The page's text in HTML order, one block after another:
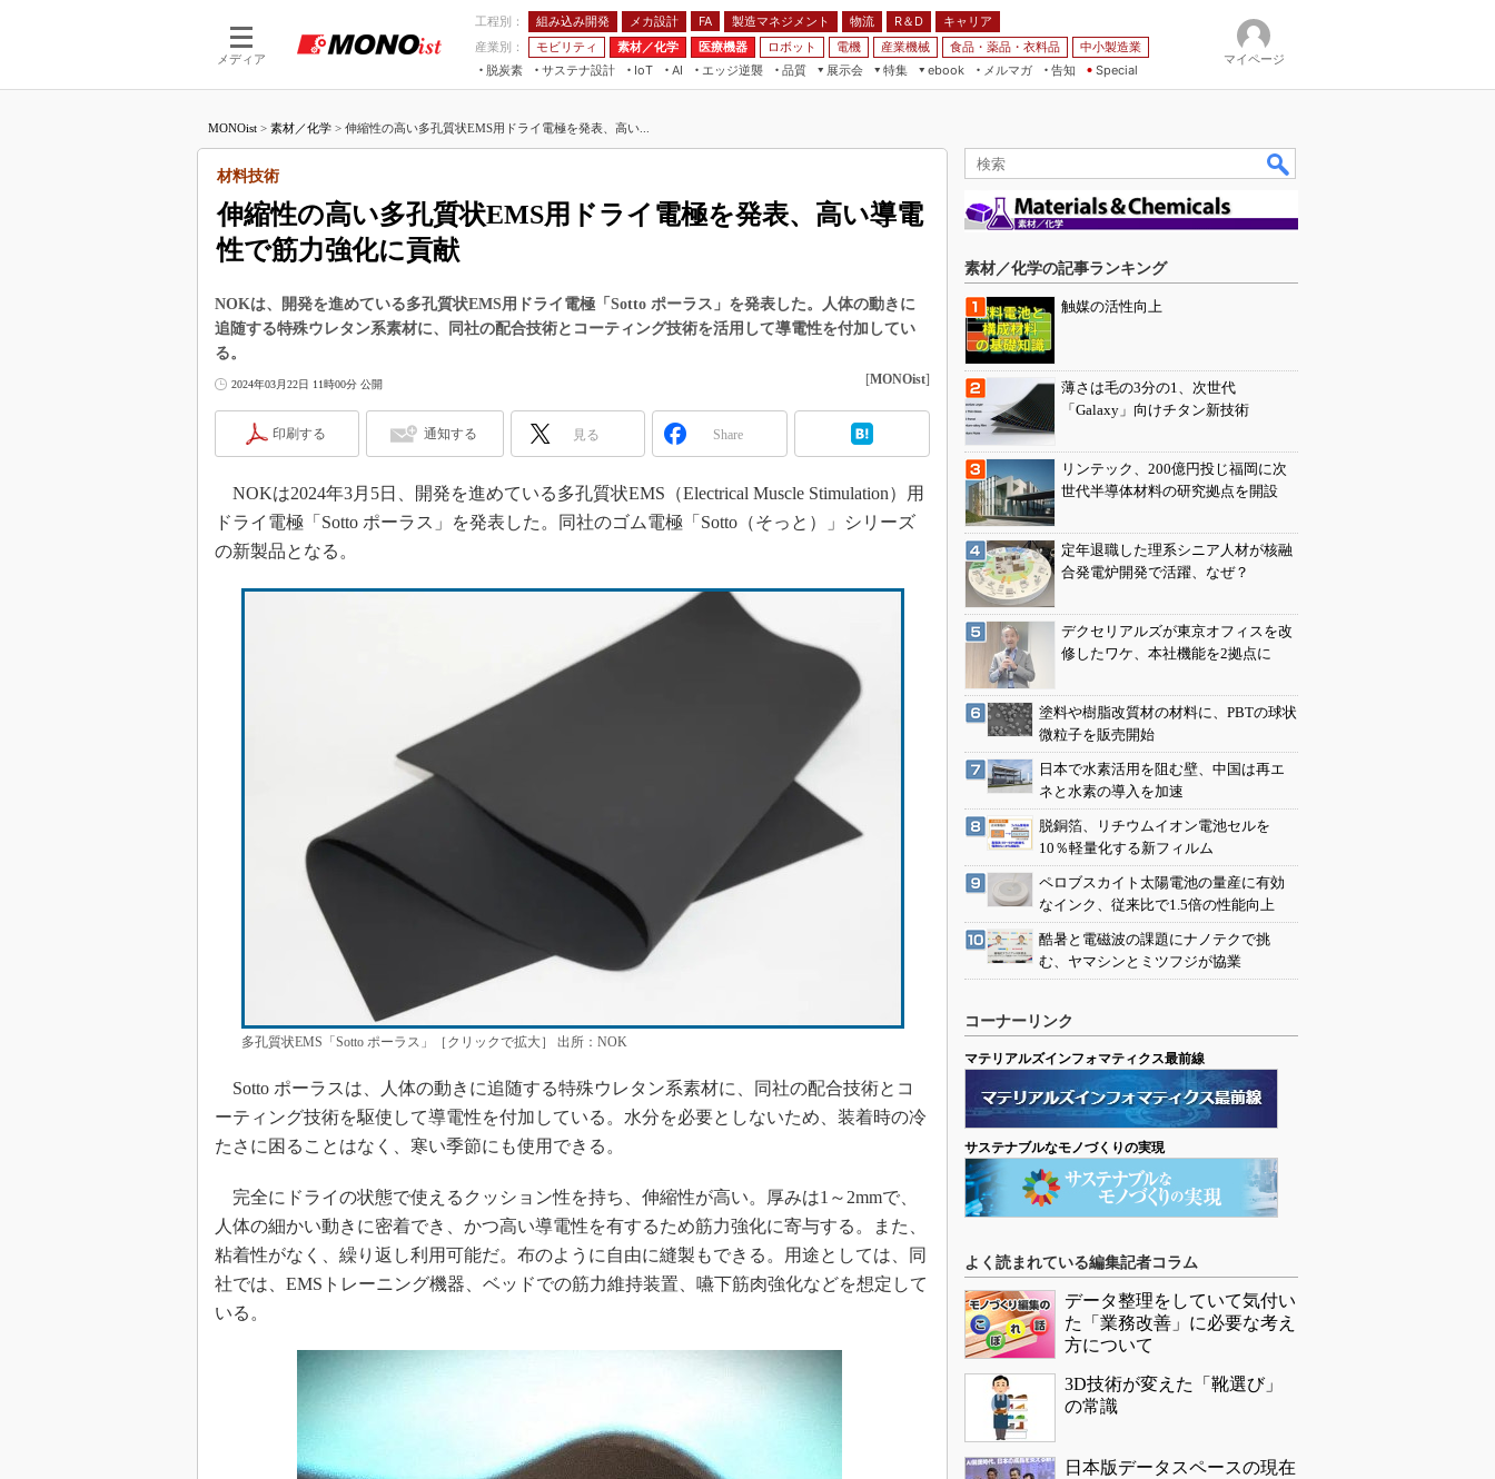
メディア
工程別： 組み込み開発 メカ設計 FA 製造マネジメント 物流 R＆D
キャリア
産業別：
モビリティ 素材／化学 医療機器 ロボット 電機 産業機械 食品・薬品・衣料品
中小製造業
脱炭素
サステナ設計
IoT
つながる工場
AI
AI×設備保全
エッジ逆襲 品質
展示会
JIMTOF
IIFES
TECHNO-FRONTIER
EdgeTech+
日本ものづくりワールド
AUTOMOTIVE WORLD
産業オープンネット展
特集
VR／AR
フィールドサービス
組み込み画像技術
組み込みモデリング
ISO26262
3Dプリンタ
インダストリー4.0
グローバル設計・開発
制御セキュリティ
新型コロナへの対応
ebook
FA
モビリティ
メルマガ
告知 Special
マイページ
MONOist > 素材／化学 > 伸縮性の高い多孔質状EMS用ドライ電極を発表、高い...
伸縮性の高い多孔質状EMS用ドライ電極を発表、高い導電
性で筋力強化に貢献
材料技術
NOKは、開発を進めている多孔質状EMS用ドライ電極「Sotto ポーラス」を発表した。人体の動きに
追随する特殊ウレタン系素材に、同社の配合技術とコーティング技術を活用して導電性を付加してい
る。
2024年03月22日 11時00分 公開 [MONOist]
印刷する 通知する 見る Share
NOKは2024年3月5日、開発を進めている多孔質状EMS（Electrical Muscle Stimulation）用
ドライ電極「Sotto ポーラス」を発表した。同社のゴム電極「Sotto（そっと）」シリーズ
の新製品となる。
多孔質状EMS「Sotto ポーラス」［クリックで拡大］ 出所：NOK
Sotto ポーラスは、人体の動きに追随する特殊ウレタン系素材に、同社の配合技術とコ
ーティング技術を駆使して導電性を付加している。水分を必要としないため、装着時の冷
たさに困ることはなく、寒い季節にも使用できる。
完全にドライの状態で使えるクッション性を持ち、伸縮性が高い。厚みは1～2mmで、
人体の細かい動きに密着でき、かつ高い導電性を有するため筋力強化に寄与する。また、
粘着性がなく、繰り返し利用可能だ。布のように自由に縫製もできる。用途としては、同
社では、EMSトレーニング機器、ベッドでの筋力維持装置、嚥下筋肉強化などを想定して
いる。
素材／化学の記事ランキング
触媒の活性向上
薄さは毛の3分の1、次世代
「Galaxy」向けチタン新技術
リンテック、200億円投じ福岡に次
世代半導体材料の研究拠点を開設
定年退職した理系シニア人材が核融
合発電炉開発で活躍、なぜ？
デクセリアルズが東京オフィスを改
修したワケ、本社機能を2拠点に
塗料や樹脂改質材の材料に、PBTの球状
微粒子を販売開始
日本で水素活用を阻む壁、中国は再エ
ネと水素の導入を加速
脱銅箔、リチウムイオン電池セルを
10％軽量化する新フィルム
ペロブスカイト太陽電池の量産に有効
なインク、従来比で1.5倍の性能向上
酷暑と電磁波の課題にナノテクで挑
む、ヤマシンとミツフジが協業
コーナーリンク
マテリアルズインフォマティクス最前線
サステナブルなモノづくりの実現
よく読まれている編集記者コラム
データ整理をしていて気付い
た「業務改善」に必要な考え
方について
3D技術が変えた「靴選び」
の常識
日本版データスペースの現在